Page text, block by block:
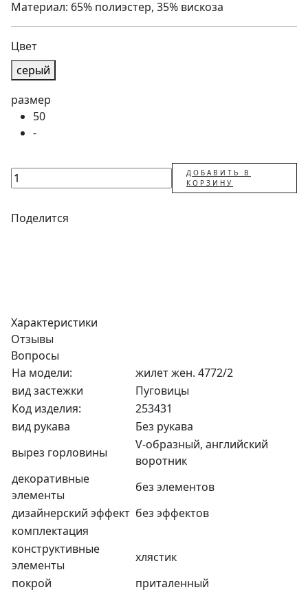
Материал: 65% полиэстер, 35% вискоза
Цвет
серый
размер
50
-
ДОБАВИТЬ В
КОРЗИНУ
Поделится
Характеристики
Отзывы
Вопросы
На модели:
жилет жен. 4772/2
вид застежки
Пуговицы
Код изделия:
253431
вид рукава
Без рукава
вырез горловины
V-образный, английский
воротник
декоративные
элементы
без элементов
дизайнерский эффект без эффектов
комплектация
конструктивные
элементы
хлястик
покрой
приталенный